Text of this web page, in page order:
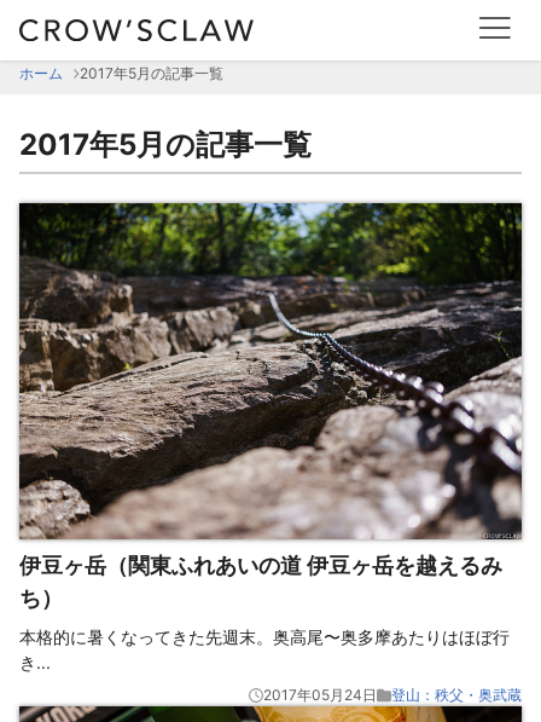
ホーム 2017年5月の記事一覧
2017年5月の記事一覧
伊豆ヶ岳（関東ふれあいの道 伊豆ヶ岳を越えるみ
ち）
本格的に暑くなってきた先週末。奥高尾〜奥多摩あたりはほぼ行
き ...
2017年05月24日 登山：秩父・奥武蔵
2017年5月の記事一覧 | CROW'SCLAW